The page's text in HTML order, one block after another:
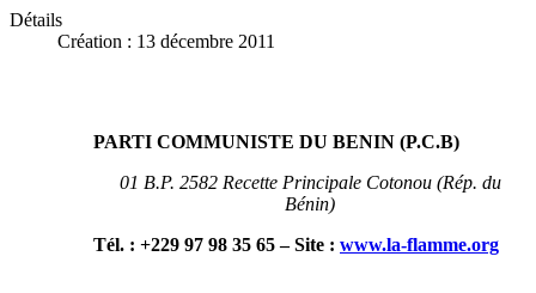
Détails
Création : 13 décembre 2011
PARTI COMMUNISTE DU BENIN (P.C.B)
01 B.P. 2582 Recette Principale Cotonou (Rép. du
Bénin)
Tél. : +229 97 98 35 65 – Site : www.la-flamme.org